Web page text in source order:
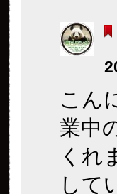
こん
業中
くれ
して